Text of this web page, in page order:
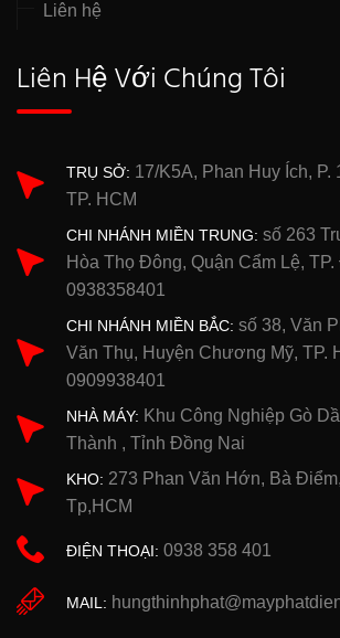
Liên hệ
Liên Hệ Với Chúng Tôi
TRỤ SỞ: 17/K5A, Phan Huy Ích, P.
TP. HCM
CHI NHÁNH MIỀN TRUNG: số 263
Hòa Thọ Đông, Quận Cẩm Lệ,
0938358401
CHI NHÁNH MIỀN BẮC: số 38, Văn
Văn Thụ, Huyện Chương Mỹ, TP.
0909938401
NHÀ MÁY: Khu Công Nghiệp Gò
Thành , Tỉnh Đồng Nai
KHO: 273 Phan Văn Hớn, Bà
Tp,HCM
ĐIỆN THOẠI: 0938 358 401
MAIL: